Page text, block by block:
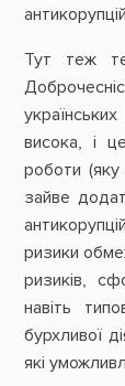
Тут теж
висока, і
роботи (яку
зайве
ризики
ризиків,
навіть
бурхливої
які